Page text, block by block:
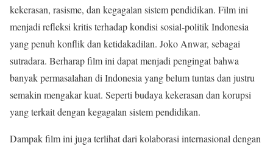
kekerasan, rasisme, dan kegagalan sistem pendidikan. Film ini
menjadi refleksi kritis terhadap kondisi sosial-politik Indonesia
yang penuh konflik dan ketidakadilan. Joko Anwar, sebagai
sutradara. Berharap film ini dapat menjadi pengingat bahwa
banyak permasalahan di Indonesia yang belum tuntas dan justru
semakin mengakar kuat. Seperti budaya kekerasan dan korupsi
yang terkait dengan kegagalan sistem pendidikan.
Dampak film ini juga terlihat dari kolaborasi internasional dengan